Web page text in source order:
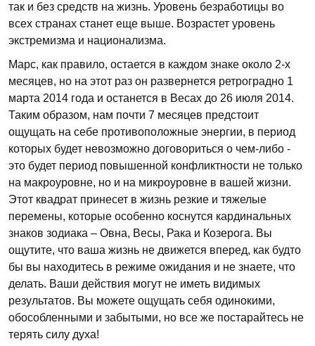
так и без средств на жизнь. Уровень безработицы во
всех странах станет еще выше. Возрастет уровень
экстремизма и национализма.
Марс, как правило, остается в каждом знаке около 2-х
месяцев, но на этот раз он развернется ретроградно 1
марта 2014 года и останется в Весах до 26 июля 2014.
Таким образом, нам почти 7 месяцев предстоит
ощущать на себе противоположные энергии, в период
которых будет невозможно договориться о чем-либо -
это будет период повышенной конфликтности не только
на макроуровне, но и на микроуровне в вашей жизни.
Этот квадрат принесет в жизнь резкие и тяжелые
перемены, которые особенно коснутся кардинальных
знаков зодиака – Овна, Весы, Рака и Козерога. Вы
ощутите, что ваша жизнь не движется вперед, как будто
бы вы находитесь в режиме ожидания и не знаете, что
делать. Ваши действия могут не иметь видимых
результатов. Вы можете ощущать себя одинокими,
обособленными и забытыми, но все же постарайтесь не
терять силу духа!